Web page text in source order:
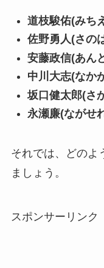
道枝駿佑(みち
佐野勇人(さの
安藤政信(あん
中川大志(なか
坂口健太郎(さ
永瀬廉(ながせ
それでは、どのよ
ましょう。
スポンサーリンク